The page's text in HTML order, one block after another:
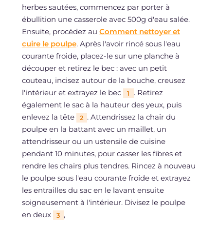
herbes sautées, commencez par porter à
ébullition une casserole avec 500g d'eau salée.
Ensuite, procédez au Comment nettoyer et
cuire le poulpe. Après l'avoir rincé sous l'eau
courante froide, placez-le sur une planche à
découper et retirez le bec : avec un petit
couteau, incisez autour de la bouche, creusez
l'intérieur et extrayez le bec
1
. Retirez
également le sac à la hauteur des yeux, puis
enlevez la tête
2 . Attendrissez la chair du
poulpe en la battant avec un maillet, un
attendrisseur ou un ustensile de cuisine
pendant 10 minutes, pour casser les fibres et
rendre les chairs plus tendres. Rincez à nouveau
le poulpe sous l'eau courante froide et extrayez
les entrailles du sac en le lavant ensuite
soigneusement à l'intérieur. Divisez le poulpe
en deux
3 ,